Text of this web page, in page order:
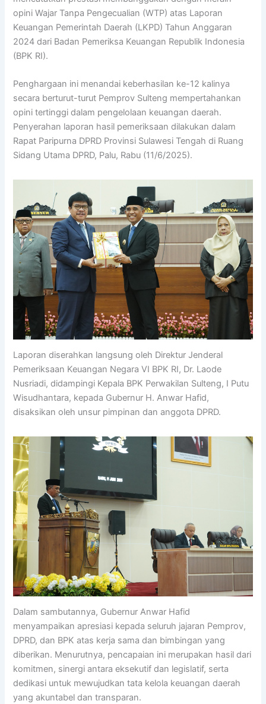
opini Wajar Tanpa Pengecualian (WTP) atas Laporan
Keuangan Pemerintah Daerah (LKPD) Tahun Anggaran
2024 dari Badan Pemeriksa Keuangan Republik Indonesia
(BPK RI).
Penghargaan ini menandai keberhasilan ke-12 kalinya
secara berturut-turut Pemprov Sulteng mempertahankan
opini tertinggi dalam pengelolaan keuangan daerah.
Penyerahan laporan hasil pemeriksaan dilakukan dalam
Rapat Paripurna DPRD Provinsi Sulawesi Tengah di Ruang
Sidang Utama DPRD, Palu, Rabu (11/6/2025).
Laporan diserahkan langsung oleh Direktur Jenderal
Pemeriksaan Keuangan Negara VI BPK RI, Dr. Laode
Nusriadi, didampingi Kepala BPK Perwakilan Sulteng, I Putu
Wisudhantara, kepada Gubernur H. Anwar Hafid,
disaksikan oleh unsur pimpinan dan anggota DPRD.
Dalam sambutannya, Gubernur Anwar Hafid
menyampaikan apresiasi kepada seluruh jajaran Pemprov,
DPRD, dan BPK atas kerja sama dan bimbingan yang
diberikan. Menurutnya, pencapaian ini merupakan hasil dari
komitmen, sinergi antara eksekutif dan legislatif, serta
dedikasi untuk mewujudkan tata kelola keuangan daerah
yang akuntabel dan transparan.